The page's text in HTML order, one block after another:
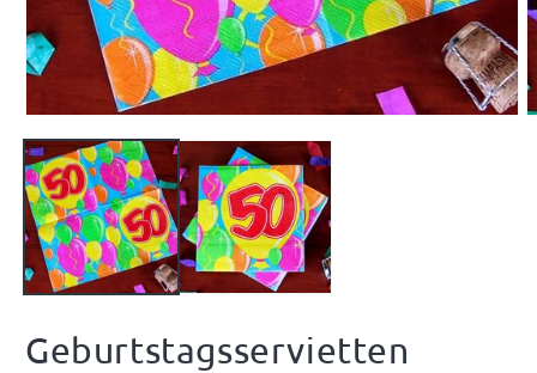
1
in
Modal
öffnen
Geburtstagsservietten